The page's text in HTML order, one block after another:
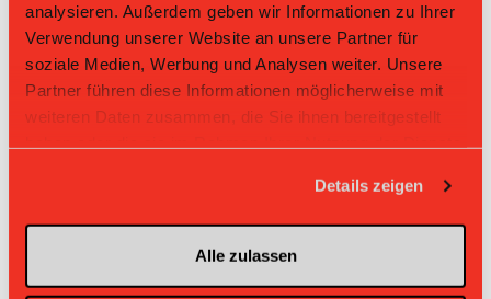
analysieren. Außerdem geben wir Informationen zu Ihrer
Verwendung unserer Website an unsere Partner für
soziale Medien, Werbung und Analysen weiter. Unsere
Partner führen diese Informationen möglicherweise mit
weiteren Daten zusammen, die Sie ihnen bereitgestellt
Details zeigen
Alle zulassen
Tabelle Herren GF 2. Liga Gruppe 4 2025/26 per
09.08.2026
L-UPL
Men
L-UPL
Women
2.278 41
2 Bazenheid 18 +32 2.056 37